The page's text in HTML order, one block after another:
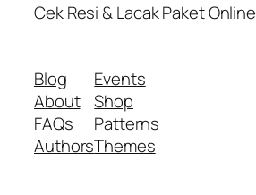
Cek Resi & Lacak Paket Online
Blog
About
FAQs
Authors
Events
Shop
Patterns
Themes